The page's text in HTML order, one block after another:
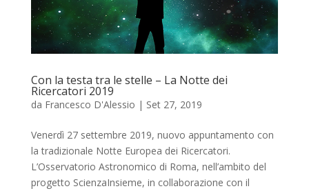
Con la testa tra le stelle – La Notte dei
Ricercatori 2019
da Francesco D'Alessio | Set 27, 2019
Venerdì 27 settembre 2019, nuovo appuntamento con
la tradizionale Notte Europea dei Ricercatori.
L’Osservatorio Astronomico di Roma, nell’ambito del
progetto ScienzaInsieme, in collaborazione con il